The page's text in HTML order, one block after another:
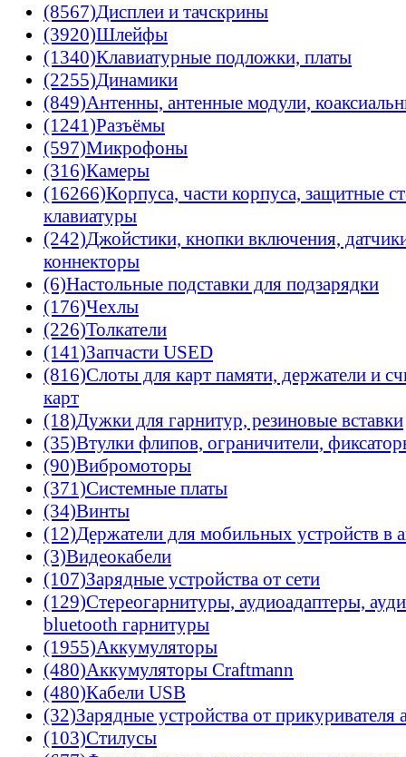
(8567)Дисплеи и тачскрины
(3920)Шлейфы
(1340)Клавиатурные подложки, платы
(2255)Динамики
(849)Антенны, антенные модули,
(1241)Разъёмы
(597)Микрофоны
(316)Камеры
(16266)Корпуса, части корпуса, защитные
клавиатуры
(242)Джойстики, кнопки включения,
коннекторы
(6)Настольные подставки для подзарядки
(176)Чехлы
(226)Толкатели
(141)Запчасти USED
(816)Слоты для карт памяти, держатели и
карт
(18)Дужки для гарнитур, резиновые вставки
(35)Втулки флипов, ограничители,
(90)Вибромоторы
(371)Системные платы
(34)Винты
(12)Держатели для мобильных устройств в
(3)Видеокабели
(107)Зарядные устройства от сети
(129)Стереогарнитуры, аудиоадаптеры,
bluetooth гарнитуры
(1955)Аккумуляторы
(480)Аккумуляторы Craftmann
(480)Кабели USB
(32)Зарядные устройства от прикуривателя
(103)Стилусы